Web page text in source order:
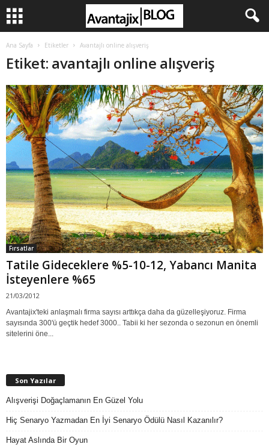
Ana Sayfa Etiketler Avantajlı online alışveriş
Etiket: avantajlı online alışveriş
Fırsatlar
Tatile Gideceklere %5-10-12, Yabancı Manita
İsteyenlere %65
21/03/2012
Avantajix'teki anlaşmalı firma sayısı arttıkça daha da güzelleşiyoruz. Firma
sayısında 300'ü geçtik hedef 3000.. Tabii ki her sezonda o sezonun en önemli
sitelerini öne...
Son Yazılar
Alışverişi Doğaçlamanın En Güzel Yolu
Hiç Senaryo Yazmadan En İyi Senaryo Ödülü Nasıl Kazanılır?
Hayat Aslında Bir Oyun